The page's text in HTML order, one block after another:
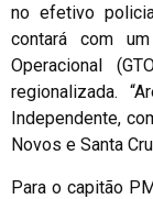
no efetivo
contará com
Operacional
regionalizada.
Independente,
Novos e Santa
Para o capitão